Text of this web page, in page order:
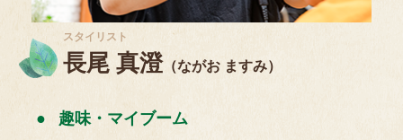
スタイリスト
長尾 真澄（ながお ますみ）
趣味・マイブーム